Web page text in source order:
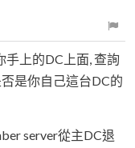
手上的DC上面, 查詢
是你自己這台DC的
server從主DC退